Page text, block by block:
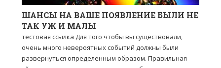
ШАНСЫ НА ВАШЕ ПОЯВЛЕНИЕ БЫЛИ НЕ
ТАК УЖ И МАЛЫ
тестовая ссылка Для того чтобы вы существовали,
очень много невероятных событий должны были
развернуться определенным образом. Правильная